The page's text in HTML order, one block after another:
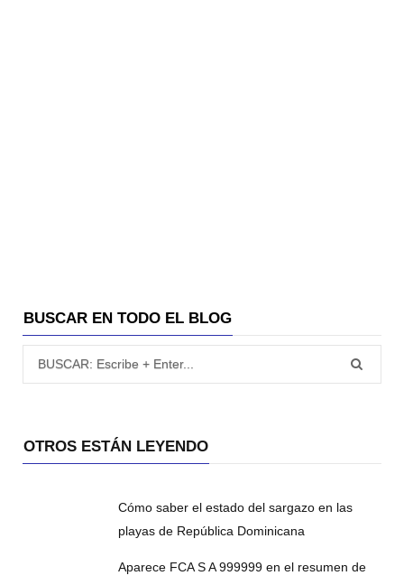
BUSCAR EN TODO EL BLOG
OTROS ESTÁN LEYENDO
Cómo saber el estado del sargazo en las
playas de República Dominicana
Aparece FCA S A 999999 en el resumen de